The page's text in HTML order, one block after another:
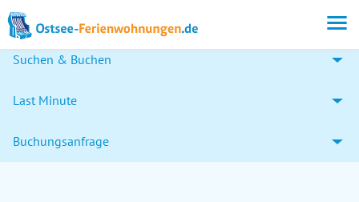
Suchen & Buchen
Last Minute
Buchungsanfrage